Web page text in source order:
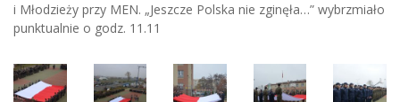
i Młodzieży przy MEN. „Jeszcze Polska nie zginęła…” wybrzmiało
punktualnie o godz. 11.11